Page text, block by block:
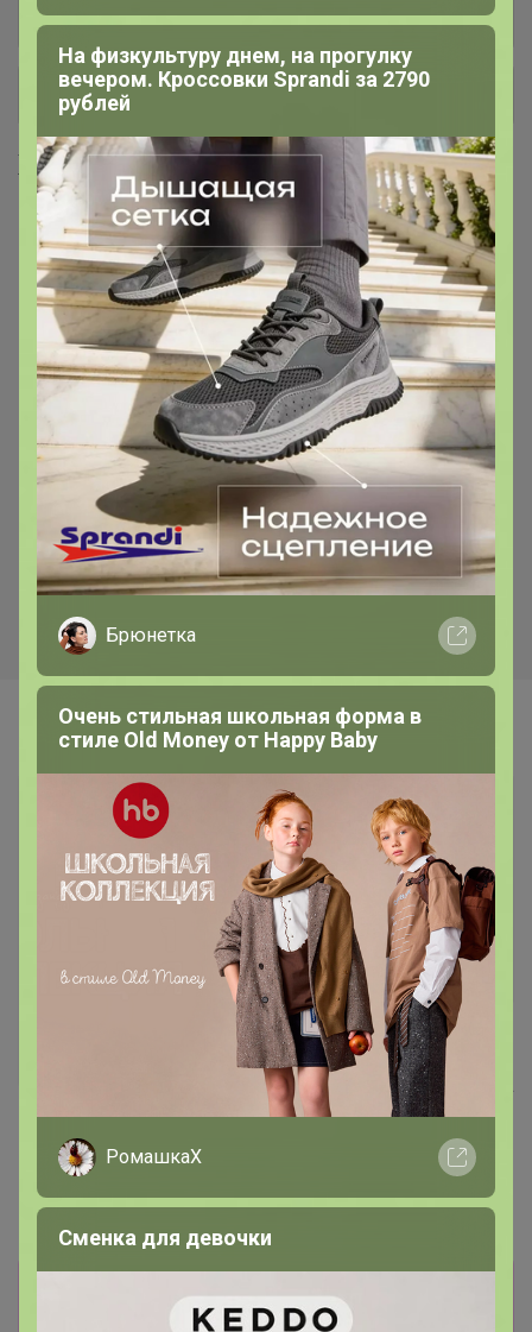
Мука панировочная, сухари, 7
+ Ещё 28 каталогов
Хиты продаж
370р
Смесь Сырная для
приготовления хлебо-
булочных изделий (аналог
Боу де Кежо), 1 кг
Скидка
338р
Бумага для выпекания
38*50м с 2сторонней
силиконизацией Горница,
коричн/белая, рул
Самые желанные
83р
Крахмал кукурузный Амилко
Хит
376р
ТЕГРАЛ МОЙСТ
ШОКОЛАДНЫЙ КЕЙК смесь
д/шок.кекса 1 кг
лишь членам клуба
На физкультуру днем, на прогулку
вечером. Кроссовки Sprandi за 2790
рублей
Брюнетка
Очень стильная школьная форма в
стиле Old Money от Нappy Вaby
РомашкаХ
Сменка для девочки